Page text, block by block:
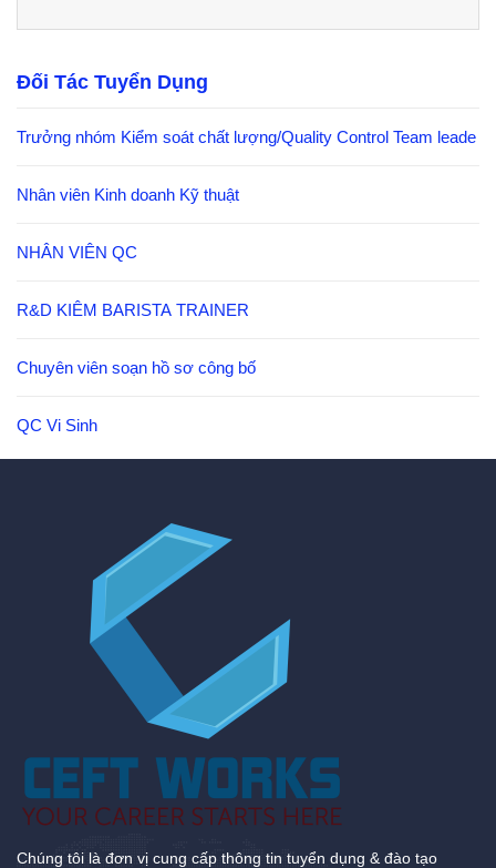
Đối Tác Tuyển Dụng
Trưởng nhóm Kiểm soát chất lượng/Quality Control Team leade
Nhân viên Kinh doanh Kỹ thuật
NHÂN VIÊN QC
R&D KIÊM BARISTA TRAINER
Chuyên viên soạn hồ sơ công bố
QC Vi Sinh
Chúng tôi là đơn vị cung cấp thông tin tuyển dụng & đào tạo